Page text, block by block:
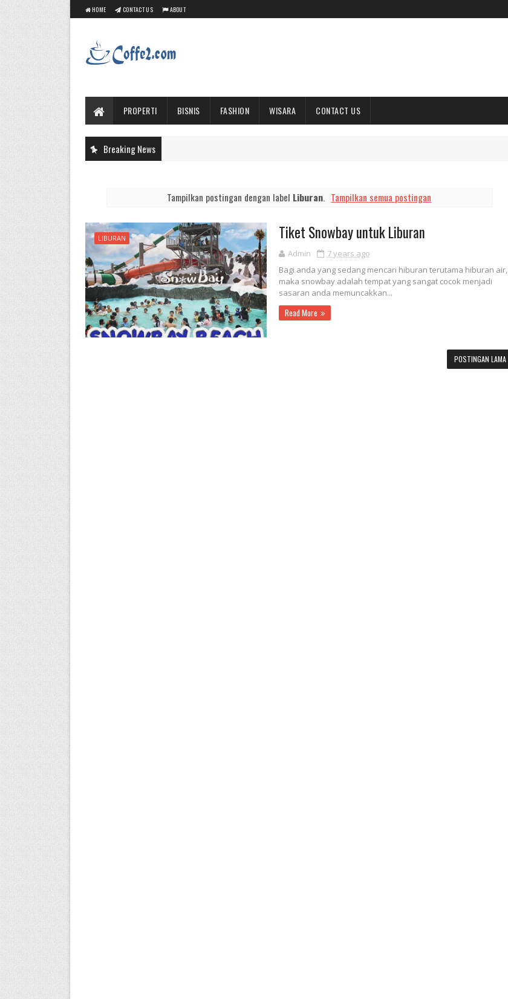
HOME CONTACT US ABOUT
PROPERTI BISNIS FASHION WISARA CONTACT US
Breaking News
Tampilkan postingan dengan label Liburan. Tampilkan semua postingan
LIBURAN Tiket Snowbay untuk Liburan
Admin
7 years ago
Bagi anda yang sedang mencari hiburan terutama hiburan air,
maka snowbay adalah tempat yang sangat cocok menjadi
sasaran anda memuncakkan...
Read More
POSTINGAN LAMA